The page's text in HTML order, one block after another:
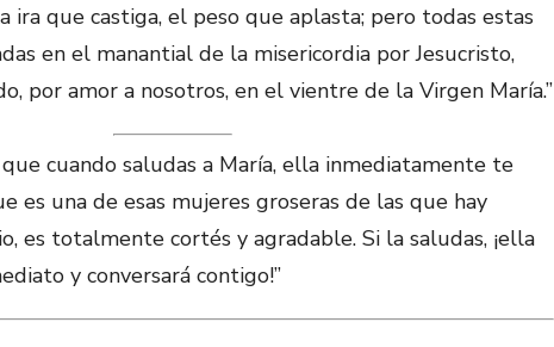
ira que castiga, el peso que aplasta; pero todas estas
en el manantial de la misericordia por Jesucristo,
por amor a nosotros, en el vientre de la Virgen María.”
que cuando saludas a Marí­a, ella inmediatamente te
es una de esas mujeres groseras de las que hay
es totalmente cortés y agradable. Si la saludas, ¡ella
y conversará contigo!”